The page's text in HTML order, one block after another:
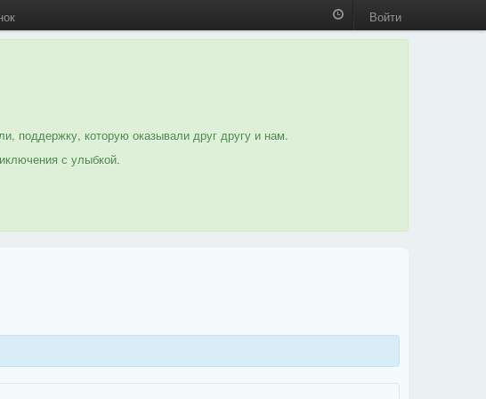
Войти
поддержку, которую оказывали друг другу и нам.
с улыбкой.